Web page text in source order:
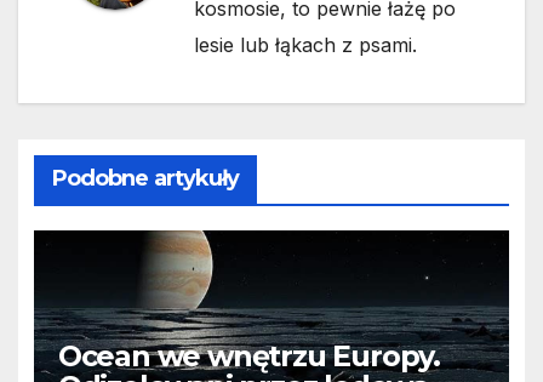
kosmosie, to pewnie łażę po
lesie lub łąkach z psami.
Podobne artykuły
Ocean we wnętrzu Europy.